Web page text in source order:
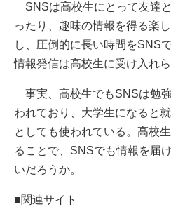
SNSは高校生にとって友達
ったり、趣味の情報を得る楽
し、圧倒的に長い時間をSNS
情報発信は高校生に受け入れ
事実、高校生でもSNSは勉
われており、大学生になると
としても使われている。高校
ることで、SNSでも情報を届
いだろうか。
■関連サイト